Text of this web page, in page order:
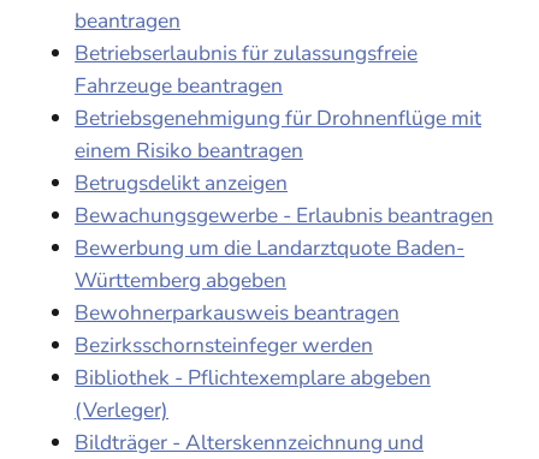
beantragen
Betriebserlaubnis für zulassungsfreie
Fahrzeuge beantragen
Betriebsgenehmigung für Drohnenflüge mit
einem Risiko beantragen
Betrugsdelikt anzeigen
Bewachungsgewerbe - Erlaubnis beantragen
Bewerbung um die Landarztquote Baden-
Württemberg abgeben
Bewohnerparkausweis beantragen
Bezirksschornsteinfeger werden
Bibliothek - Pflichtexemplare abgeben
(Verleger)
Bildträger - Alterskennzeichnung und